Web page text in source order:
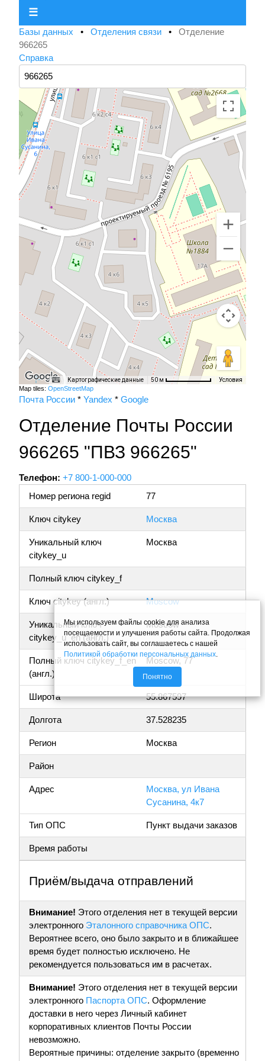
☰
Базы данных • Отделения связи • Отделение
966265
Справка
Картографические данные 50 м Условия
Map tiles: OpenStreetMap
Почта России * Yandex * Google
Отделение Почты России
966265 "ПВЗ 966265"
Телефон: +7 800-1-000-000
Номер региона regid
77
Ключ citykey Москва
Уникальный ключ
citykey_u
Москва
Полный ключ citykey_f
Ключ citykey (англ.) Moscow
Уникальный ключ
citykey_u_en (англ.)
Moscow
Полный ключ citykey_f_en
(англ.)
Moscow, 77
Широта 55.867597
Долгота 37.528235
Регион Москва
Район
Адрес
Москва, ул Ивана
Сусанина, 4к7
Тип ОПС Пункт выдачи заказов
Время работы
Приём/выдача отправлений
Внимание! Этого отделения нет в текущей версии
электронного Эталонного справочника ОПС.
Вероятнее всего, оно было закрыто и в ближайшее
время будет полностью исключено. Не
рекомендуется пользоваться им в расчетах.
Внимание! Этого отделения нет в текущей версии
электронного Паспорта ОПС. Оформление
доставки в него через Личный кабинет
корпоративных клиентов Почты России
невозможно.
Вероятные причины: отделение закрыто (временно
Мы используем файлы cookie для анализа
посещаемости и улучшения работы сайта. Продолжая
использовать сайт, вы соглашаетесь с нашей
Политикой обработки персональных данных
Понятно